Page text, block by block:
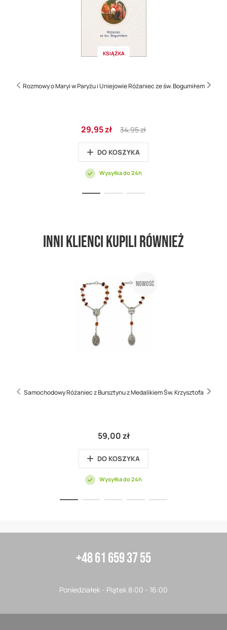
KSIĄŻKA
Rozmowy o Maryi w Paryżu i Uniejowie Różaniec ze św. Bogumiłem
Cena
promocyjna
29,95 zł
Regular
Price
34,95 zł
DO KOSZYKA
Wysyłka do 24h
Inni klienci kupili również
Nowość
Samochodowy Różaniec z Bursztynu z Medalikiem Św. Krzysztofa
59,00 zł
DO KOSZYKA
Wysyłka do 24h
+48 61 659 37 55
Poniedziałek - Piątek 8:00 - 16:00